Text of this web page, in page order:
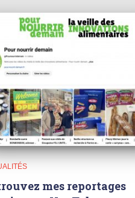
mes reportages